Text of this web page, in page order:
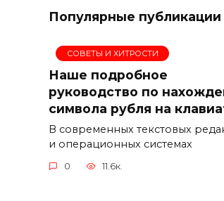
Популярные публикации
СОВЕТЫ И ХИТРОСТИ
Наше подробное
руководство по
символа рубля на
В современных текстовых
и операционных системах
0 11.6к.